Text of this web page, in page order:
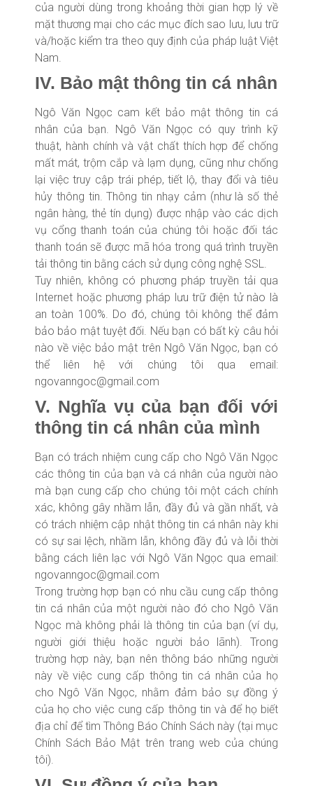
của người dùng trong khoảng thời gian hợp lý về
mặt thương mại cho các mục đích sao lưu, lưu trữ
và/hoặc kiểm tra theo quy định của pháp luật Việt
Nam.
IV. Bảo mật thông tin cá nhân
Ngô Văn Ngọc cam kết bảo mật thông tin cá
nhân của bạn. Ngô Văn Ngọc có quy trình kỹ
thuật, hành chính và vật chất thích hợp để chống
mất mát, trộm cắp và lạm dụng, cũng như chống
lại việc truy cập trái phép, tiết lộ, thay đổi và tiêu
hủy thông tin. Thông tin nhạy cảm (như là số thẻ
ngân hàng, thẻ tín dụng) được nhập vào các dịch
vụ cổng thanh toán của chúng tôi hoặc đối tác
thanh toán sẽ được mã hóa trong quá trình truyền
tải thông tin bằng cách sử dụng công nghệ SSL.
Tuy nhiên, không có phương pháp truyền tải qua
Internet hoặc phương pháp lưu trữ điện tử nào là
an toàn 100%. Do đó, chúng tôi không thể đảm
bảo bảo mật tuyệt đối. Nếu bạn có bất kỳ câu hỏi
nào về việc bảo mật trên Ngô Văn Ngọc, bạn có
thể liên hệ với chúng tôi qua email:
ngovanngoc@gmail.com
V. Nghĩa vụ của bạn đối với
thông tin cá nhân của mình
Bạn có trách nhiệm cung cấp cho Ngô Văn Ngọc
các thông tin của bạn và cá nhân của người nào
mà bạn cung cấp cho chúng tôi một cách chính
xác, không gây nhầm lẫn, đầy đủ và gần nhất, và
có trách nhiệm cập nhật thông tin cá nhân này khi
có sự sai lệch, nhầm lẫn, không đầy đủ và lỗi thời
bằng cách liên lạc với Ngô Văn Ngọc qua email:
ngovanngoc@gmail.com
Trong trường hợp bạn có nhu cầu cung cấp thông
tin cá nhân của một người nào đó cho Ngô Văn
Ngọc mà không phải là thông tin của bạn (ví dụ,
người giới thiệu hoặc người bảo lãnh). Trong
trường hợp này, bạn nên thông báo những người
này về việc cung cấp thông tin cá nhân của họ
cho Ngô Văn Ngọc, nhằm đảm bảo sự đồng ý
của họ cho việc cung cấp thông tin và để họ biết
địa chỉ để tìm Thông Báo Chính Sách này (tại mục
Chính Sách Bảo Mật trên trang web của chúng
tôi).